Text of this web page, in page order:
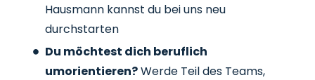
Hausmann kannst du bei uns neu
durchstarten
Du möchtest dich beruflich
umorientieren?Werde Teil des Teams,